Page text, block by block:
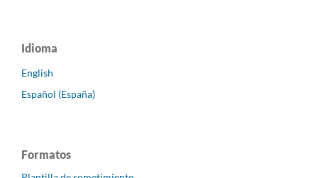
Idioma
English
Español (España)
Formatos